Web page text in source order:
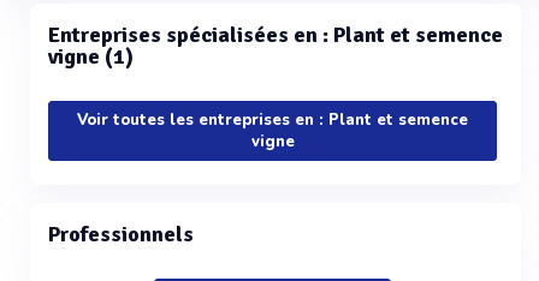
Entreprises spécialisées en : Plant et semence
vigne (1)
Voir toutes les entreprises en : Plant et semence
vigne
Professionnels